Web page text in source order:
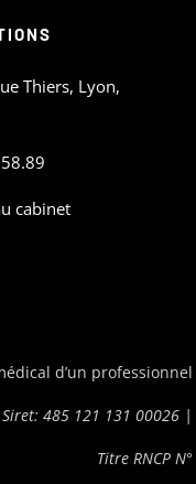
Thiers, Lyon,
cabinet
d’un
485 121 131 00026 |
Titre RNCP